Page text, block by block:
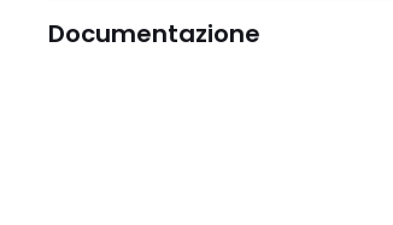
Documentazione